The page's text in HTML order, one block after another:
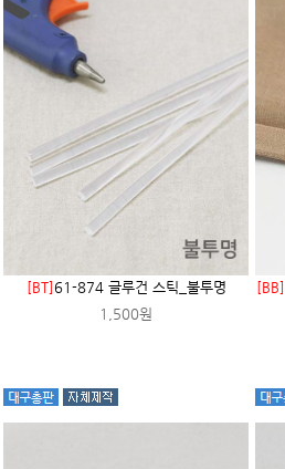
[BT]61-874 글루건 스틱_불투명
1,500원
[BB]